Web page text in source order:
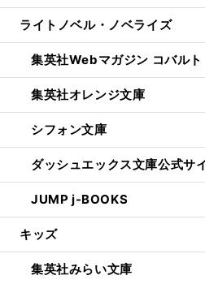
ライトノベル・ノベライズ
集英社Webマガジン コバルト
集英社オレンジ文庫
シフォン文庫
ダッシュエックス文庫公式サ
JUMP j-BOOKS
キッズ
集英社みらい文庫